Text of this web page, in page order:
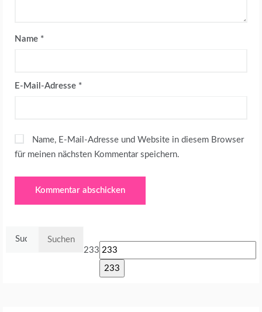
Name *
E-Mail-Adresse *
Name, E-Mail-Adresse und Website in diesem Browser
für meinen nächsten Kommentar speichern.
233